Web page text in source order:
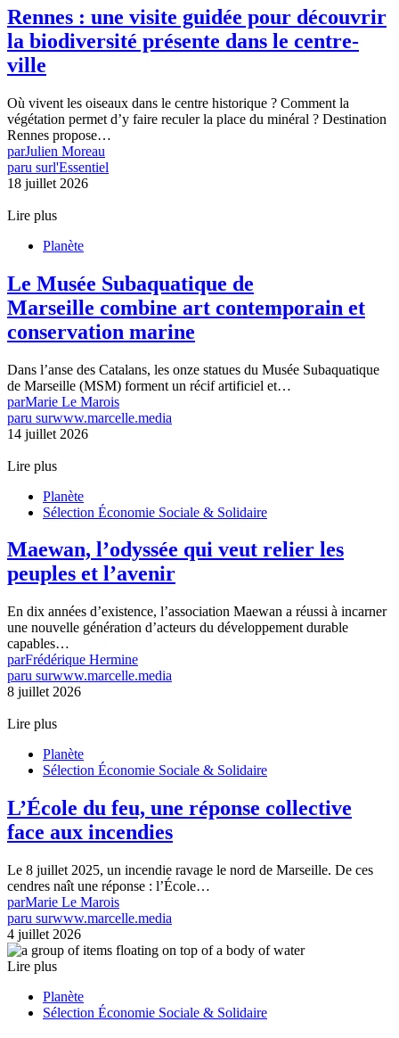
Rennes : une visite guidée pour découvrir
la biodiversité présente dans le centre-
ville
Où vivent les oiseaux dans le centre historique ? Comment la
végétation permet d’y faire reculer la place du minéral ? Destination
Rennes propose…
parJulien Moreau
paru surl'Essentiel
18 juillet 2026
Lire plus
Planète
Le Musée Subaquatique de
Marseille combine art contemporain et
conservation marine
Dans l’anse des Catalans, les onze statues du Musée Subaquatique
de Marseille (MSM) forment un récif artificiel et…
parMarie Le Marois
paru surwww.marcelle.media
14 juillet 2026
Lire plus
Planète
Sélection Économie Sociale & Solidaire
Maewan, l’odyssée qui veut relier les
peuples et l’avenir
En dix années d’existence, l’association Maewan a réussi à incarner
une nouvelle génération d’acteurs du développement durable
capables…
parFrédérique Hermine
paru surwww.marcelle.media
8 juillet 2026
Lire plus
Planète
Sélection Économie Sociale & Solidaire
L’École du feu, une réponse collective
face aux incendies
Le 8 juillet 2025, un incendie ravage le nord de Marseille. De ces
cendres naît une réponse : l’École…
parMarie Le Marois
paru surwww.marcelle.media
4 juillet 2026
Lire plus
Planète
Sélection Économie Sociale & Solidaire